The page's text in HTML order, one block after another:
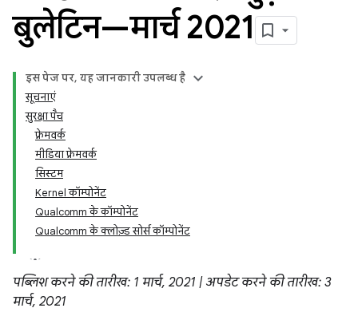
बुलेटिन—मार्च 2021
इस पेज पर, यह जानकारी उपलब्ध है
सूचनाएं
सुरक्षा पैच
फ़्रेमवर्क
मीडिया फ़्रेमवर्क
सिस्टम
Kernel कॉम्पोनेंट
Qualcomm के कॉम्पोनेंट
Qualcomm के क्लोज़्ड सोर्स कॉम्पोनेंट
पब्लिश करने की तारीख: 1 मार्च, 2021 | अपडेट करने की तारीख: 3
मार्च, 2021